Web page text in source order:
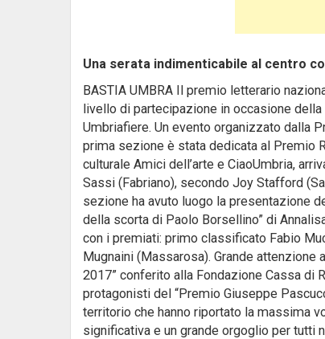
Una serata indimenticabile al centro
BASTIA UMBRA Il premio letterario
livello di partecipazione in occasione
Umbriafiere. Un evento organizzato dalla
prima sezione è stata dedicata al Premio
culturale Amici dell’arte e CiaoUmbria,
Sassi (Fabriano), secondo Joy Stafford
sezione ha avuto luogo la presentazione
della scorta di Paolo Borsellino” di
con i premiati: primo classificato Fabio
Mugnaini (Massarosa). Grande attenzione
2017” conferito alla Fondazione Cassa di
protagonisti del “Premio Giuseppe
territorio che hanno riportato la massima
significativa e un grande orgoglio per tutti